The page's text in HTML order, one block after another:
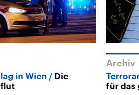
in Wien
Die
Archiv
für das